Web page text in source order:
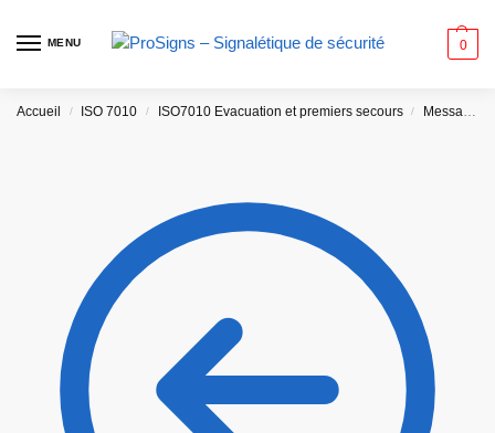
MENU 0
Accueil / ISO 7010 / ISO7010 Evacuation et premiers secours / Message FR